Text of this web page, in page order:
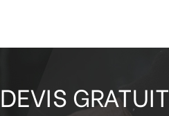
DEVIS GRATUIT